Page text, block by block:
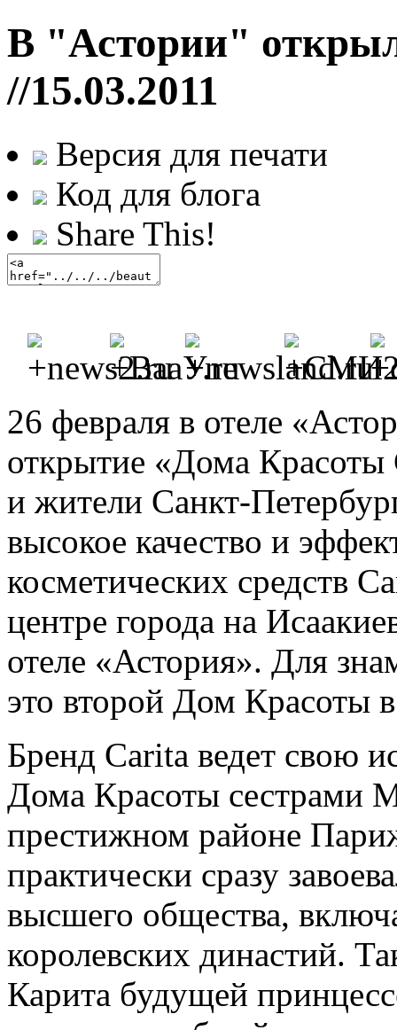
В "Астории"
//15.03.2011
Версия для печати
Код для блога
Share This!
26 февраля в отеле
открытие «Дома
и жители Санкт-
высокое качество и
косметических средств
центре города на
отеле «Астория». Для
это второй Дом Красоты
Бренд Carita ведет свою
Дома Красоты сестрами
престижном районе
практически сразу
высшего общества,
королевских династий.
Карита будущей